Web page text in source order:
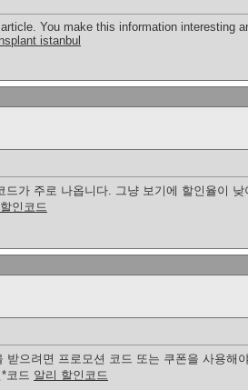
You make this information interesting
istanbul
드가 주로 나옵니다. 그냥 보기에 할인율이
인코드
받으려면 프로모션 코드 또는 쿠폰을 사용
코드 알리 할인코드